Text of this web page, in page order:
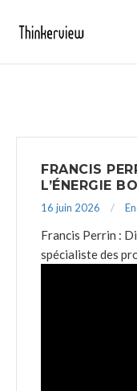
FRANCIS
L’ÉNERGIE
16 juin 2026
Francis Perrin :
spécialiste des